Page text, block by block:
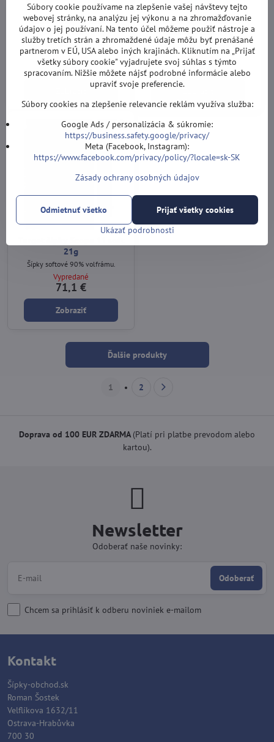
Mission šípky Brett
Claydon soft 21g
Šípky softové 90% volfrámu.
Vypredané
52,5 €
Target šípky Gabriel
Clemens soft 21g
Šípky softové 80% volrámu.
Vypredané
60,6 €
21g
Šípky softové 90% volfrámu.
Vypredané
71,1 €
Zobraziť
Ďalšie produkty
1 2
Doprava od 100 EUR ZDARMA(Platí pri platbe prevodom alebo
kartou).
Newsletter
Odoberať naše novinky:
Odoberať
Chcem sa prihlásiť k odberu noviniek e-mailom
Kontakt
Šípky-obchod.sk
Roman Šostek
Velflíkova 1632/11
Ostrava-Hrabůvka
700 30
Súbory cookie používame na zlepšenie vašej návštevy tejto
webovej stránky, na analýzu jej výkonu a na zhromažďovanie
údajov o jej používaní. Na tento účel môžeme použiť nástroje a
služby tretích strán a zhromaždené údaje môžu byť prenášané
partnerom v EÚ, USA alebo iných krajinách. Kliknutím na „Prijať
všetky súbory cookie" vyjadrujete svoj súhlas s týmto
spracovaním. Nižšie môžete nájsť podrobné informácie alebo
upraviť svoje preferencie.
Súbory cookies na zlepšenie relevancie reklám využíva služba:
Google Ads / personalizácia & súkromie:
https://business.safety.google/privacy/
Meta (Facebook, Instagram):
https://www.facebook.com/privacy/policy/?locale=sk-SK
Zásady ochrany osobných údajov
Ukázať podrobnosti
Prijať všetky cookies
Odmietnuť všetko